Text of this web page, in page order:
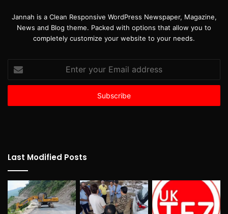
Jannah is a Clean Responsive WordPress Newspaper, Magazine,
News and Blog theme. Packed with options that allow you to
completely customize your website to your needs.
Enter
your
Email
Last Modified Posts